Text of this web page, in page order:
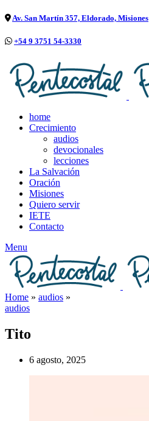
Av. San Martín 357, Eldorado, Misiones
+54 9 3751 54-3330
home
Crecimiento
audios
devocionales
lecciones
La Salvación
Oración
Misiones
Quiero servir
IETE
Contacto
Menu
Home » audios »
audios
Tito
6 agosto, 2025